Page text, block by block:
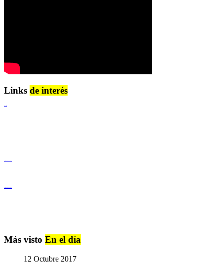
Links de interés
Más visto En el día
12 Octubre 2017